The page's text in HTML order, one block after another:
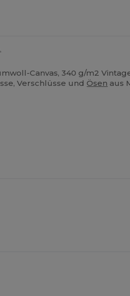
Canvas, 340 g/m2
Verschlüsse und Ösen aus